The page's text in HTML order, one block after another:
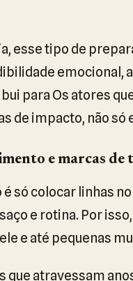
esse tipo de
emocional,
para Os atores
de impacto, não só
e marcas de
só colocar linhas
e rotina. Por
e até pequenas
atravessam